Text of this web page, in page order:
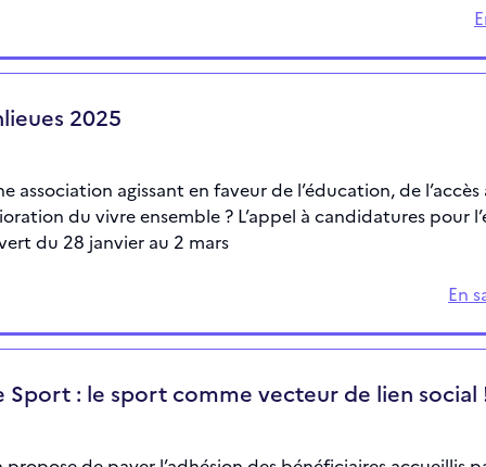
2025
association agissant en faveur de l’éducation, de l’accès
du vivre ensemble ? L’appel à candidatures pour
du 28 janvier au 2 mars
En
Sport : le sport comme vecteur de lien social